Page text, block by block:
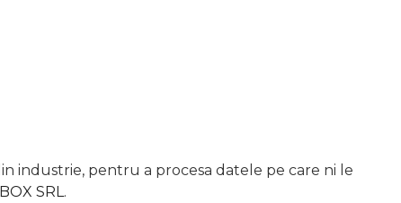
industrie, pentru a procesa datele pe care ni le
SRL.